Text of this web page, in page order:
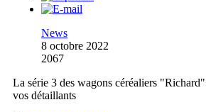
News
8 octobre 2022
2067
La série 3 des wagons céréaliers
vos détaillants